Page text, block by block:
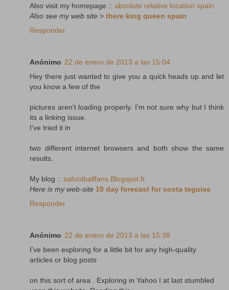
Also visit my homepage :: absolute relative location spain
Also see my web site > there king queen spain
Responder
Anónimo 22 de enero de 2013 a las 15:04
Hey there just wanted to give you a quick heads up and let
you know a few of the
pictures aren't loading properly. I'm not sure why but I think
its a linking issue.
I've tried it in
two different internet browsers and both show the same
results.
My blog :: safootballfans.Blogspot.fr
Here is my web-site 10 day forecast for costa teguise
Responder
Anónimo 22 de enero de 2013 a las 15:38
I’ve been exploring for a little bit for any high-quality
articles or blog posts
on this sort of area . Exploring in Yahoo I at last stumbled